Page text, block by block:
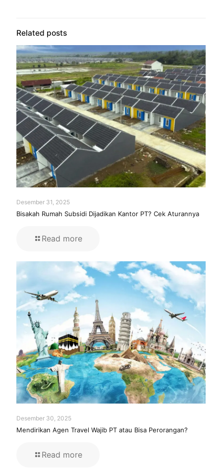
Related posts
Desember 31, 2025
Bisakah Rumah Subsidi Dijadikan Kantor PT? Cek Aturannya
Read more
Desember 30, 2025
Mendirikan Agen Travel Wajib PT atau Bisa Perorangan?
Read more